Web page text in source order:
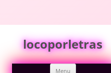
Skip
content
locoporletras
Menu